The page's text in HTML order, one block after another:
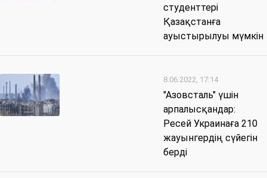
студенттері
Қазақстанға
ауыстырылуы мүмкін
8.06.2022, 17:14
"Азовсталь" үшін
арпалысқандар:
Ресей Украинаға 210
жауынгердің сүйегін
берді